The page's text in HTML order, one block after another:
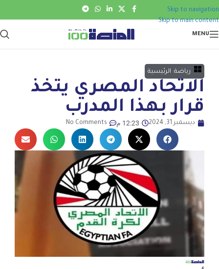
Skip to navigation
Skip to main content
MENU
رياضة الرئيسية
الاتحاد المصري يتخذ
قرار بهذا المدرب
ديسمبر 31, 2024 12:23 م No Comments